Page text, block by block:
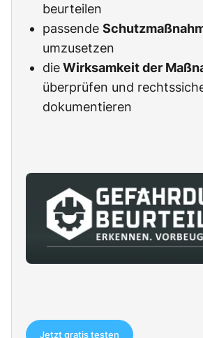
beurteilen
passende
umzusetzen
dieWirksamkeit der
überprüfen und
dokumentieren
Jetzt gratis testen